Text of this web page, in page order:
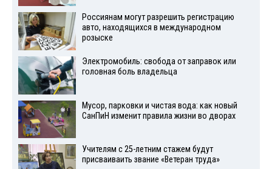
Россиянам могут разрешить регистрацию
авто, находящихся в международном
розыске
Электромобиль: свобода от заправок или
головная боль владельца
Мусор, парковки и чистая вода: как новый
СанПиН изменит правила жизни во дворах
Учителям с 25-летним стажем будут
присваиваить звание «Ветеран труда»